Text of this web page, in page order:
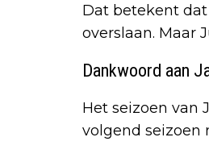
Dat betekent
overslaan. Maar
Dankwoord aan
Het seizoen van
volgend seizoen